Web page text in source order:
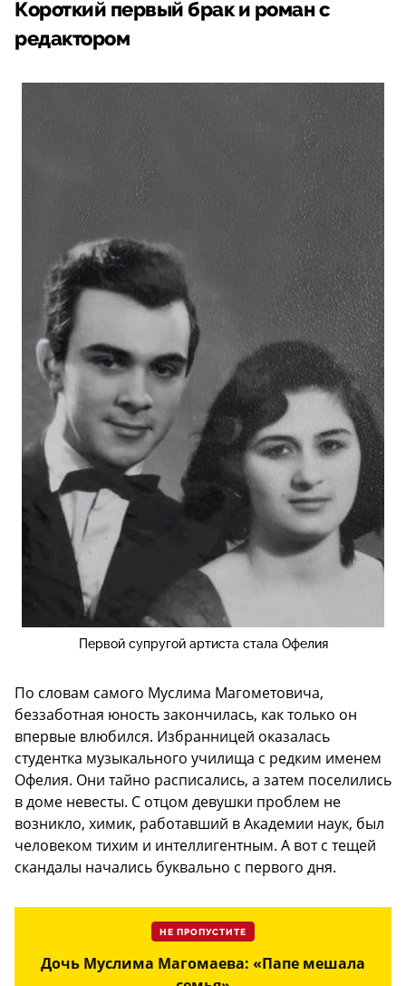
Короткий первый брак и роман с
редактором
Первой супругой артиста стала Офелия
По словам самого Муслима Магометовича,
беззаботная юность закончилась, как только он
впервые влюбился. Избранницей оказалась
студентка музыкального училища с редким именем
Офелия. Они тайно расписались, а затем поселились
в доме невесты. С отцом девушки проблем не
возникло, химик, работавший в Академии наук, был
человеком тихим и интеллигентным. А вот с тещей
скандалы начались буквально с первого дня.
НЕ ПРОПУСТИТЕ
Дочь Муслима Магомаева: «Папе мешала